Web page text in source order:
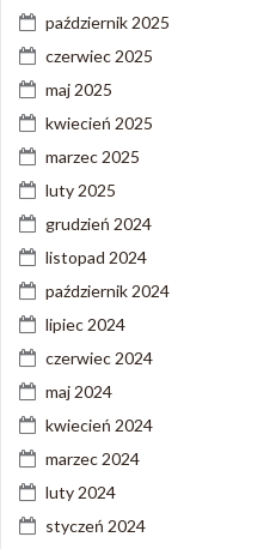
październik 2025
czerwiec 2025
maj 2025
kwiecień 2025
marzec 2025
luty 2025
grudzień 2024
listopad 2024
październik 2024
lipiec 2024
czerwiec 2024
maj 2024
kwiecień 2024
marzec 2024
luty 2024
styczeń 2024